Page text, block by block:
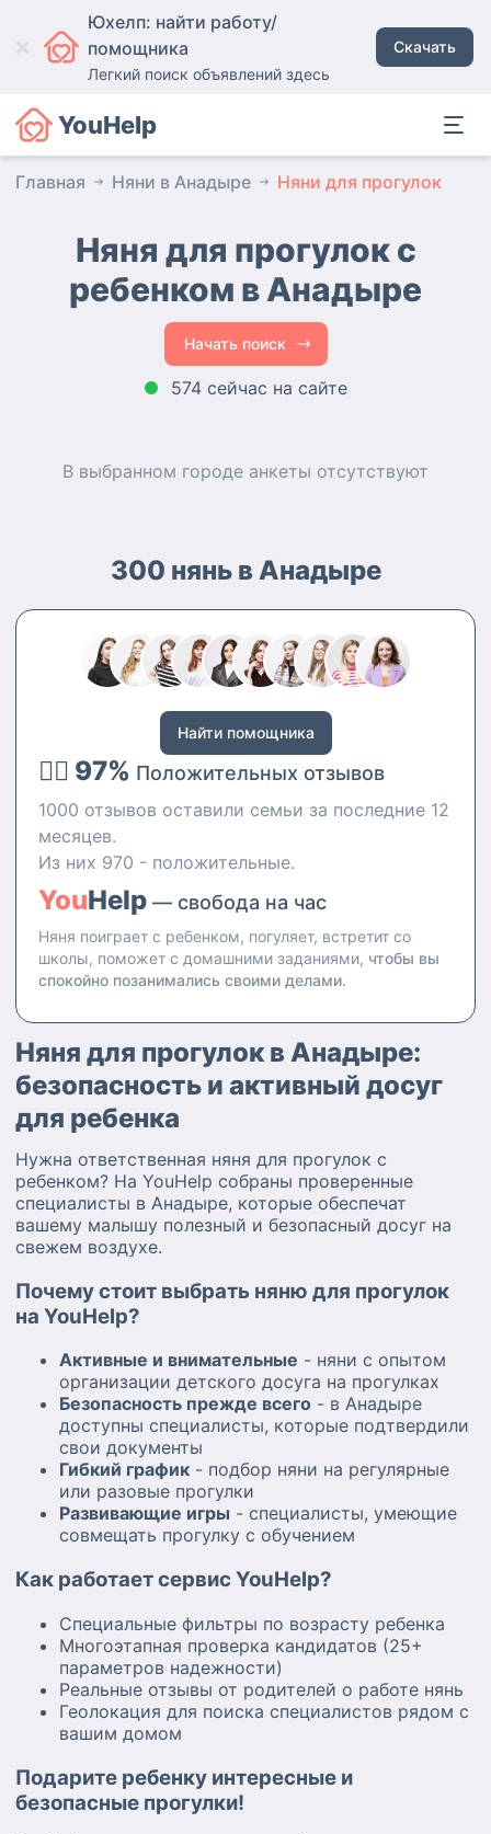
Юхелп: найти работу/
помощника
Легкий поиск объявлений здесь
Скачать
YouHelp
Главная Няни в Анадыре Няни для прогулок
Няня для прогулок с
ребенком в Анадыре
Начать поиск
574 сейчас на сайте
В выбранном городе анкеты отсутствуют
300 нянь в Анадыре
Найти помощника
👍🏻 97% Положительных отзывов
1000 отзывов оставили семьи за последние 12
месяцев.
Из них 970 - положительные.
YouHelp — свобода на час
Няня поиграет с ребенком, погуляет, встретит со
школы, поможет с домашними заданиями, чтобы вы
спокойно позанимались своими делами.
Няня для прогулок в Анадыре:
безопасность и активный досуг
для ребенка
Нужна ответственная няня для прогулок с
ребенком? На YouHelp собраны проверенные
специалисты в Анадыре, которые обеспечат
вашему малышу полезный и безопасный досуг на
свежем воздухе.
Почему стоит выбрать няню для прогулок
на YouHelp?
Активные и внимательные - няни с опытом
организации детского досуга на прогулках
Безопасность прежде всего - в Анадыре
доступны специалисты, которые подтвердили
свои документы
Гибкий график - подбор няни на регулярные
или разовые прогулки
Развивающие игры - специалисты, умеющие
совмещать прогулку с обучением
Как работает сервис YouHelp?
Специальные фильтры по возрасту ребенка
Многоэтапная проверка кандидатов (25+
параметров надежности)
Реальные отзывы от родителей о работе нянь
Геолокация для поиска специалистов рядом с
вашим домом
Подарите ребенку интересные и
безопасные прогулки!